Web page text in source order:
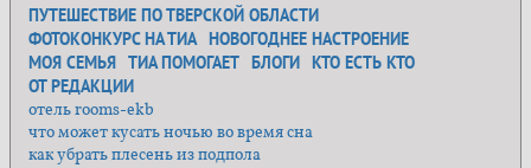
ПУТЕШЕСТВИЕ ПО ТВЕРСКОЙ ОБЛАСТИ
ФОТОКОНКУРС НА ТИА НОВОГОДНЕЕ НАСТРОЕНИЕ
МОЯ СЕМЬЯ ТИА ПОМОГАЕТ БЛОГИ КТО ЕСТЬ КТО
ОТ РЕДАКЦИИ
отель rooms-ekb
что может кусать ночью во время сна
как убрать плесень из подпола